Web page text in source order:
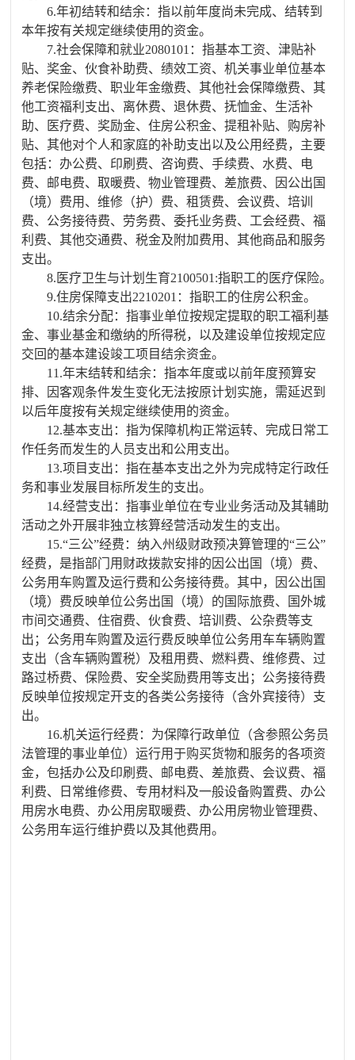
6.年初结转和结余：指以前年度尚未完成、结转到
本年按有关规定继续使用的资金。
7.社会保障和就业2080101：指基本工资、津贴补
贴、奖金、伙食补助费、绩效工资、机关事业单位基本
养老保险缴费、职业年金缴费、其他社会保障缴费、其
他工资福利支出、离休费、退休费、抚恤金、生活补
助、医疗费、奖励金、住房公积金、提租补贴、购房补
贴、其他对个人和家庭的补助支出以及公用经费，主要
包括：办公费、印刷费、咨询费、手续费、水费、电
费、邮电费、取暖费、物业管理费、差旅费、因公出国
（境）费用、维修（护）费、租赁费、会议费、培训
费、公务接待费、劳务费、委托业务费、工会经费、福
利费、其他交通费、税金及附加费用、其他商品和服务
支出。
8.医疗卫生与计划生育2100501:指职工的医疗保险。
9.住房保障支出2210201：指职工的住房公积金。
10.结余分配：指事业单位按规定提取的职工福利基
金、事业基金和缴纳的所得税，以及建设单位按规定应
交回的基本建设竣工项目结余资金。
11.年末结转和结余：指本年度或以前年度预算安
排、因客观条件发生变化无法按原计划实施，需延迟到
以后年度按有关规定继续使用的资金。
12.基本支出：指为保障机构正常运转、完成日常工
作任务而发生的人员支出和公用支出。
13.项目支出：指在基本支出之外为完成特定行政任
务和事业发展目标所发生的支出。
14.经营支出：指事业单位在专业业务活动及其辅助
活动之外开展非独立核算经营活动发生的支出。
15.“三公”经费：纳入州级财政预决算管理的“三公”
经费，是指部门用财政拨款安排的因公出国（境）费、
公务用车购置及运行费和公务接待费。其中，因公出国
（境）费反映单位公务出国（境）的国际旅费、国外城
市间交通费、住宿费、伙食费、培训费、公杂费等支
出；公务用车购置及运行费反映单位公务用车车辆购置
支出（含车辆购置税）及租用费、燃料费、维修费、过
路过桥费、保险费、安全奖励费用等支出；公务接待费
反映单位按规定开支的各类公务接待（含外宾接待）支
出。
16.机关运行经费：为保障行政单位（含参照公务员
法管理的事业单位）运行用于购买货物和服务的各项资
金，包括办公及印刷费、邮电费、差旅费、会议费、福
利费、日常维修费、专用材料及一般设备购置费、办公
用房水电费、办公用房取暖费、办公用房物业管理费、
公务用车运行维护费以及其他费用。